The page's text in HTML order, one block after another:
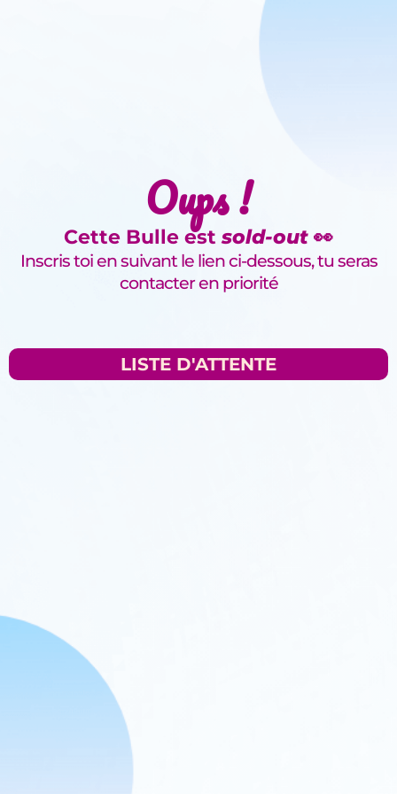
Oups !
Cette Bulle estsold-out 👀
Inscris toi en suivant le lien ci-dessous, tu seras
contacter en priorité
LISTE D'ATTENTE